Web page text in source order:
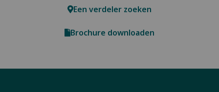
Een verdeler zoeken
Brochure downloaden